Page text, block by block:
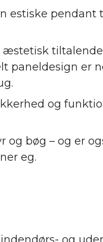
estiske pendant
paneldesign er
og
og bøg – og er
eg.